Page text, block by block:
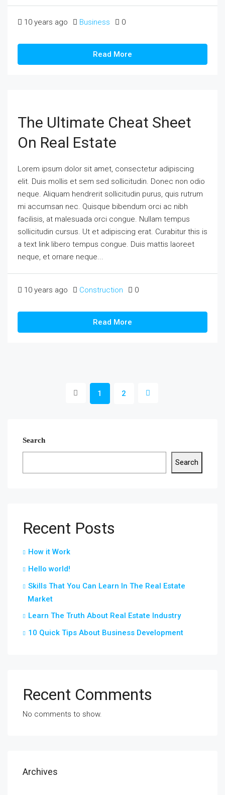
10 years ago Business 0
Read More
The Ultimate Cheat Sheet
On Real Estate
Lorem ipsum dolor sit amet, consectetur adipiscing
elit. Duis mollis et sem sed sollicitudin. Donec non odio
neque. Aliquam hendrerit sollicitudin purus, quis rutrum
mi accumsan nec. Quisque bibendum orci ac nibh
facilisis, at malesuada orci congue. Nullam tempus
sollicitudin cursus. Ut et adipiscing erat. Curabitur this is
a text link libero tempus congue. Duis mattis laoreet
neque, et ornare neque...
10 years ago Construction 0
Read More
1 2
Search
Search
Recent Posts
How it Work
Hello world!
Skills That You Can Learn In The Real Estate
Market
Learn The Truth About Real Estate Industry
10 Quick Tips About Business Development
Recent Comments
No comments to show.
Archives